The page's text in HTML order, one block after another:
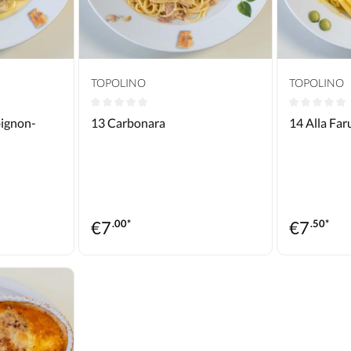
von 0 von 5 Sternen
TOPOLINO
Durchschnittliche Bewertung von 0 von 5
13 Carbonara
€7.00*
TOPOLINO
14 Alla
€7.50*